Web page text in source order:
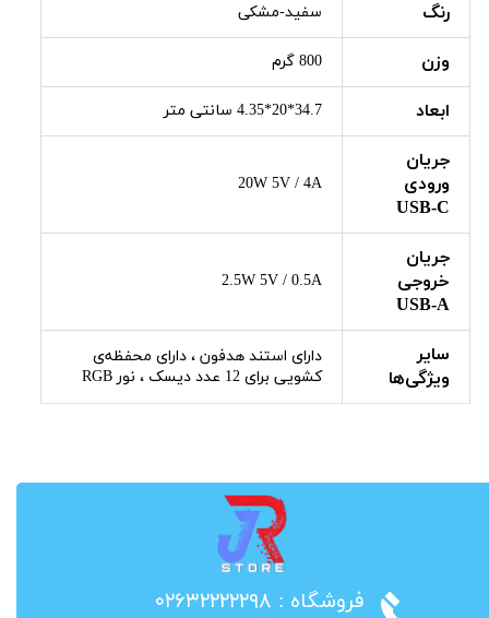
رنگ سفید-مشکی
وزن 800 گرم
ابعاد 34.7*20*4.35 سانتی متر
جریان
ورودی
USB-C
20W 5V / 4A
جریان
خروجی
USB-A
2.5W 5V / 0.5A
سایر
ویژگی‌ها
دارای استند هدفون ، دارای محفظه‌ی
کشویی برای 12 عدد دیسک ، نور RGB
​فروشگاه : ۰۲۶۳۲۲۲۲۲۹۸